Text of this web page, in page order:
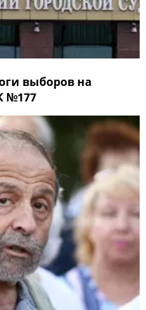
выборов на
№177